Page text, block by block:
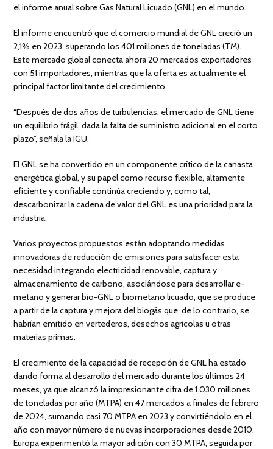
el informe anual sobre Gas Natural Licuado (GNL) en el mundo.
El informe encuentró que el comercio mundial de GNL creció un
2,1% en 2023, superando los 401 millones de toneladas (TM).
Este mercado global conecta ahora 20 mercados exportadores
con 51 importadores, mientras que la oferta es actualmente el
principal factor limitante del crecimiento.
“Después de dos años de turbulencias, el mercado de GNL tiene
un equilibrio frágil, dada la falta de suministro adicional en el corto
plazo”, señala la IGU.
El GNL se ha convertido en un componente crítico de la canasta
energética global, y su papel como recurso flexible, altamente
eficiente y confiable continúa creciendo y, como tal,
descarbonizar la cadena de valor del GNL es una prioridad para la
industria.
Varios proyectos propuestos están adoptando medidas
innovadoras de reducción de emisiones para satisfacer esta
necesidad integrando electricidad renovable, captura y
almacenamiento de carbono, asociándose para desarrollar e-
metano y generar bio-GNL o biometano licuado, que se produce
a partir de la captura y mejora del biogás que, de lo contrario, se
habrían emitido en vertederos, desechos agrícolas u otras
materias primas.
El crecimiento de la capacidad de recepción de GNL ha estado
dando forma al desarrollo del mercado durante los últimos 24
meses, ya que alcanzó la impresionante cifra de 1.030 millones
de toneladas por año (MTPA) en 47 mercados a finales de febrero
de 2024, sumando casi 70 MTPA en 2023 y convirtiéndolo en el
año con mayor número de nuevas incorporaciones desde 2010.
Europa experimentó la mayor adición con 30 MTPA, seguida por